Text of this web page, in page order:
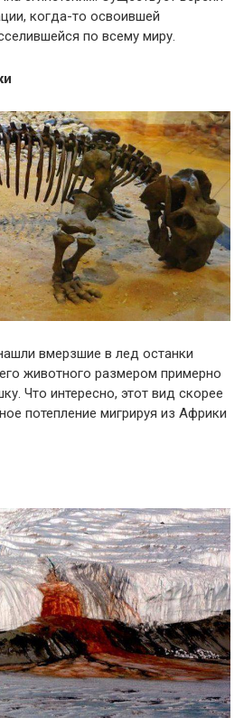
когда-то освоившей
по всему миру.
вмерзшие в лед останки
животного размером примерно
Что интересно, этот вид скорее
потепление мигрируя из Африки